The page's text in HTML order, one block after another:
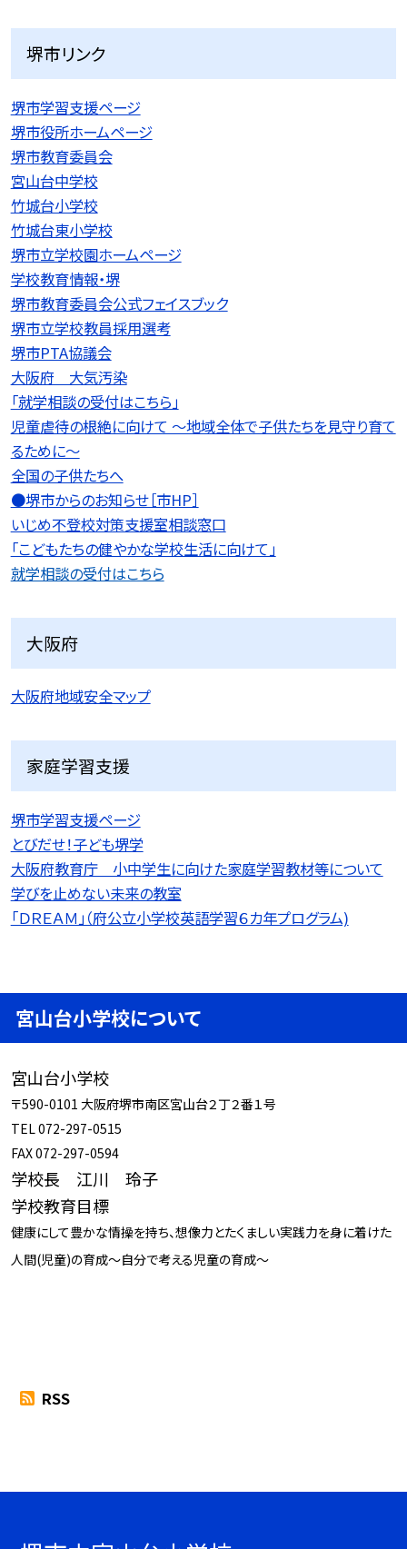
堺市リンク
堺市学習支援ページ
堺市役所ホームページ
堺市教育委員会
宮山台中学校
竹城台小学校
竹城台東小学校
堺市立学校園ホームページ
学校教育情報・堺
堺市教育委員会公式フェイスブック
堺市立学校教員採用選考
堺市PTA協議会
大阪府 大気汚染
「就学相談の受付はこちら」
児童虐待の根絶に向けて 〜地域全体で子供たちを見守り育て
るために〜
全国の子供たちへ
●堺市からのお知らせ［市HP］
いじめ不登校対策支援室相談窓口
「こどもたちの健やかな学校生活に向けて」
就学相談の受付はこちら
大阪府
大阪府地域安全マップ
家庭学習支援
堺市学習支援ページ
とびだせ！子ども堺学
大阪府教育庁 小中学生に向けた家庭学習教材等について
学びを止めない未来の教室
「ＤＲＥＡＭ」（府公立小学校英語学習６カ年プログラム)
宮山台小学校について
宮山台小学校
〒590-0101 大阪府堺市南区宮山台２丁２番１号
TEL 072-297-0515
FAX 072-297-0594
学校長 江川 玲子
学校教育目標
健康にして豊かな情操を持ち、想像力とたくましい実践力を身に着けた
人間(児童)の育成～自分で考える児童の育成～
RSS